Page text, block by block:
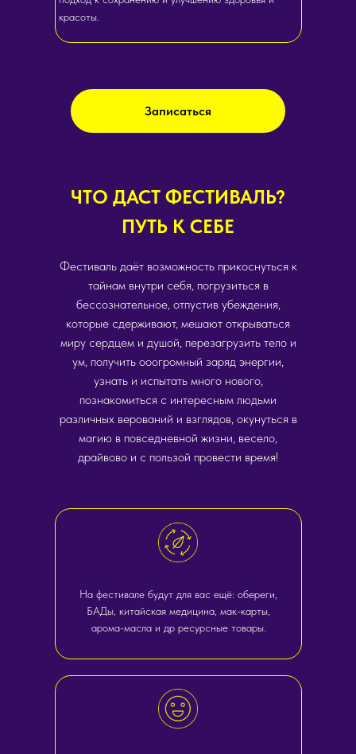
красоты.
Записаться
ЧТО ДАСТ ФЕСТИВАЛЬ?
ПУТЬ К СЕБЕ
Фестиваль даёт возможность прикоснуться к
тайнам внутри себя, погрузиться в
бессознательное, отпустив убеждения,
которые сдерживают, мешают открываться
миру сердцем и душой, перезагрузить тело и
ум, получить ооогромный заряд энергии,
узнать и испытать много нового,
познакомиться с интересным людьми
различных верований и взглядов, окунуться в
магию в повседневной жизни, весело,
драйвово и с пользой провести время!
На фестивале будут для вас ещё: обереги,
БАДы, китайская медицина, мак-карты,
арома-масла и др ресурсные товары.